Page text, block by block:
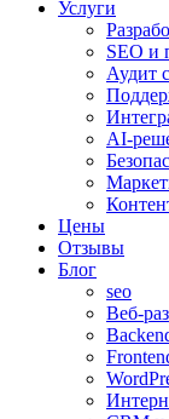
Услуги
SEO и
Аудит
AI-
Цены
Отзывы
Блог
seo
Веб-